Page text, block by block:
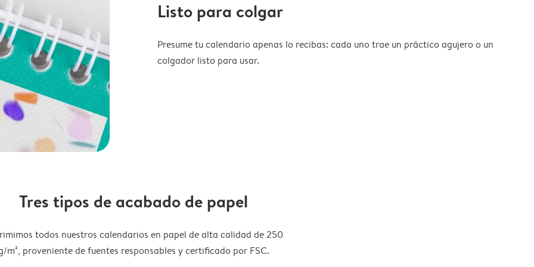
Listo para colgar
Presume tu calendario apenas lo recibas: cada uno trae un práctico agujero o un
colgador listo para usar.
Tres tipos de acabado de papel
todos nuestros calendarios en papel de alta calidad de 250
m², proveniente de fuentes responsables y certificado por FSC.